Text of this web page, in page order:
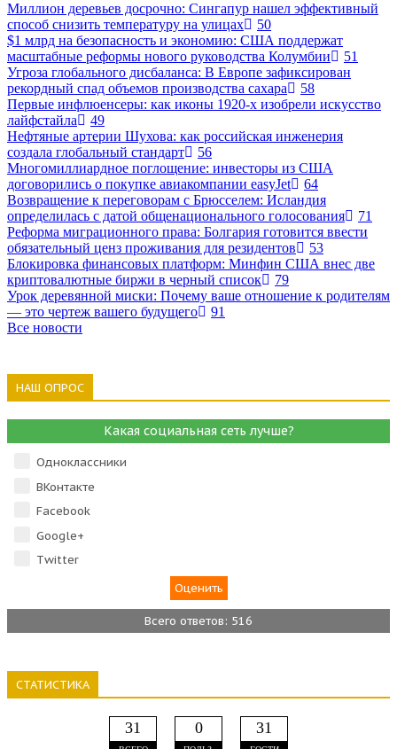
Миллион деревьев досрочно: Сингапур нашел эффективный
способ снизить температуру на улицах
50
$1 млрд на безопасность и экономию: США поддержат
масштабные реформы нового руководства Колумбии
51
Угроза глобального дисбаланса: В Европе зафиксирован
рекордный спад объемов производства сахара
58
Первые инфлюенсеры: как иконы 1920-х изобрели искусство
лайфстайла
49
Нефтяные артерии Шухова: как российская инженерия
создала глобальный стандарт
56
Многомиллиардное поглощение: инвесторы из США
договорились о покупке авиакомпании easyJet
64
Возвращение к переговорам с Брюсселем: Исландия
определилась с датой общенационального голосования
71
Реформа миграционного права: Болгария готовится ввести
обязательный ценз проживания для резидентов
53
Блокировка финансовых платформ: Минфин США внес две
криптовалютные биржи в черный список
79
Урок деревянной миски: Почему ваше отношение к родителям
— это чертеж вашего будущего
91
Все новости
НАШ ОПРОС
Какая социальная сеть лучше?
Одноклассники
ВКонтакте
Facebook
Google+
Тwitter
Всего ответов: 516
СТАТИСТИКА
31 0 31